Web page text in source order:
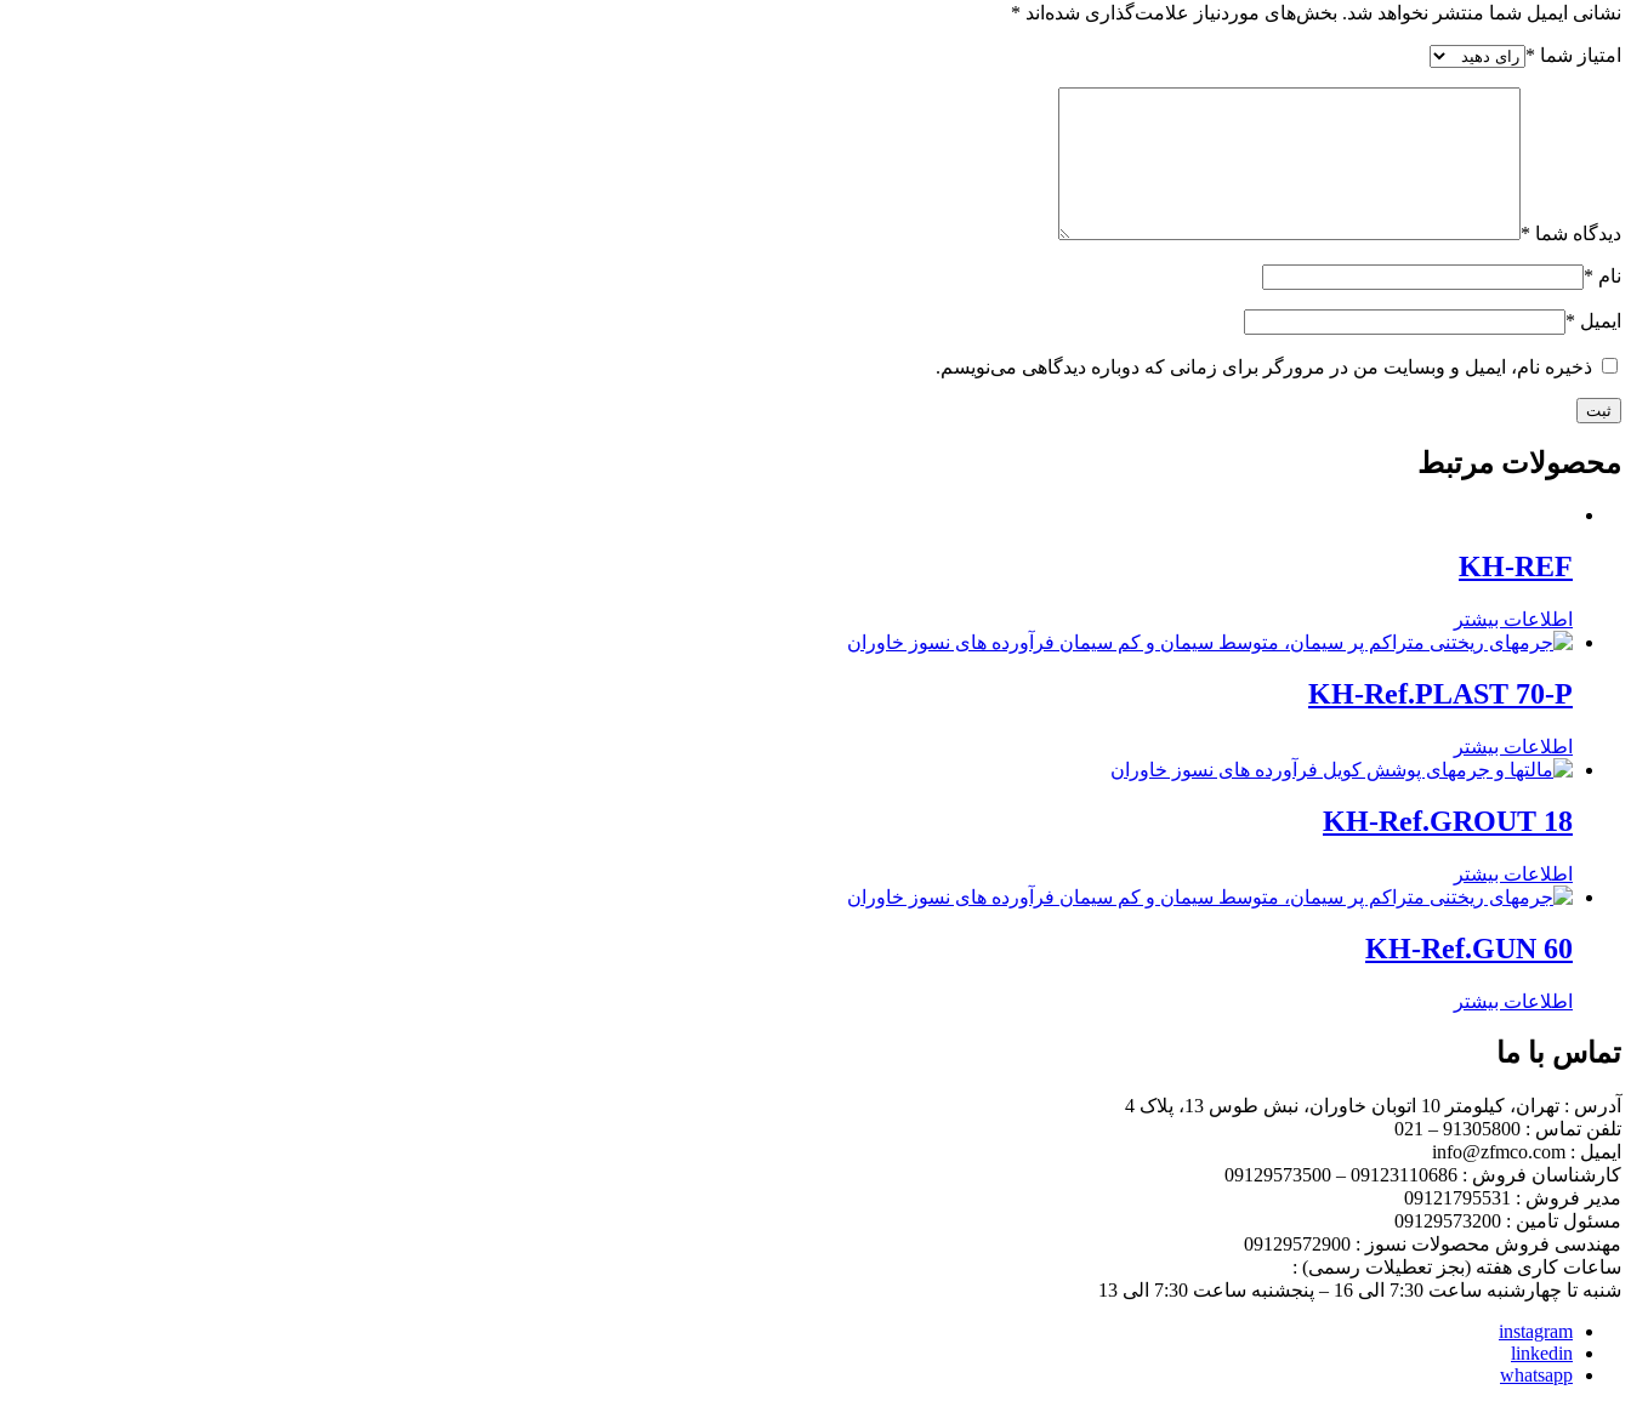
نشانی ایمیل شما منتشر نخواهد شد. بخش‌های موردنیاز علامت‌گذاری شده‌اند *
امتیاز شما *
دیدگاه شما *
نام *
ایمیل *
ذخیره نام، ایمیل و وبسایت من در مرورگر برای زمانی که دوباره دیدگاهی می‌نویسم.
محصولات مرتبط
KH-REF
اطلاعات بیشتر
KH-Ref.PLAST 70-P
اطلاعات بیشتر
KH-Ref.GROUT 18
اطلاعات بیشتر
KH-Ref.GUN 60
اطلاعات بیشتر
تماس با ما
آدرس : تهران، کیلومتر 10 اتوبان خاوران، نبش طوس 13، پلاک 4
تلفن تماس : 91305800 – 021
ایمیل : info@zfmco.com
کارشناسان فروش : 09123110686 – 09129573500
مدیر فروش : 09121795531
مسئول تامین : 09129573200
مهندسی فروش محصولات نسوز : 09129572900
ساعات کاری هفته (بجز تعطیلات رسمی) :
شنبه تا چهارشنبه ساعت 7:30 الی 16 – پنجشنبه ساعت 7:30 الی 13
instagram
linkedin
whatsapp